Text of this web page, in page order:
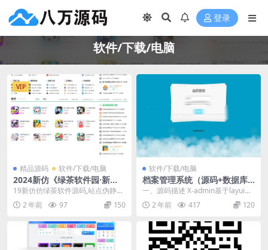
登录
软件/下载/电脑
VIP
精品源码 软件/下载/电脑
2024新仿《绿茶软件园·新
版》源码电脑软件下载网站模
板帝国cm带采集+手机+伪静
态
19新仿仿绿茶软件源码,站点伪静态
方便维护！ 源码以演示为准，购买
发货后不接受退...
2 年前 97 150
软件/下载/电脑
档案管理系统（源码+数据库
+数据库文档+演示视频）
一、源码描述 X-admin基于layui的
档案管理系统 二、功能介绍 档
案...2 年前 417 120